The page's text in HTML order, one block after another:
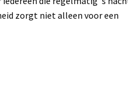
zorgt niet alleen voor een